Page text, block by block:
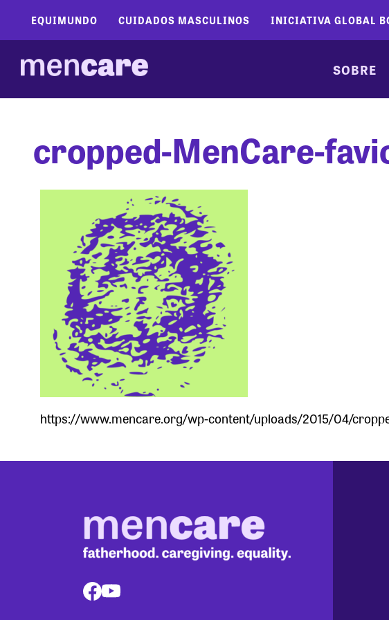
EQUIMUNDO CUIDADOS MASCULINOS INICIATIVA GLOBAL
SOBRE
cropped-MenCare-
https://www.mencare.org/wp-content/uploads/2015/04/